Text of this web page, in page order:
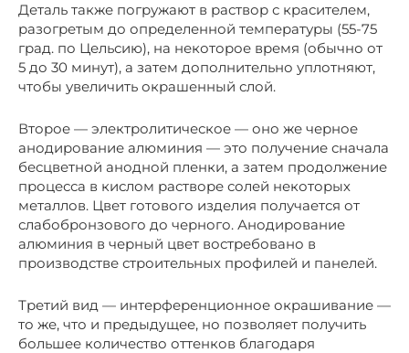
Деталь также погружают в раствор с красителем,
разогретым до определенной температуры (55-75
град. по Цельсию), на некоторое время (обычно от
5 до 30 минут), а затем дополнительно уплотняют,
чтобы увеличить окрашенный слой.
Второе — электролитическое — оно же черное
анодирование алюминия — это получение сначала
бесцветной анодной пленки, а затем продолжение
процесса в кислом растворе солей некоторых
металлов. Цвет готового изделия получается от
слабобронзового до черного. Анодирование
алюминия в черный цвет востребовано в
производстве строительных профилей и панелей.
Третий вид — интерференционное окрашивание —
то же, что и предыдущее, но позволяет получить
большее количество оттенков благодаря